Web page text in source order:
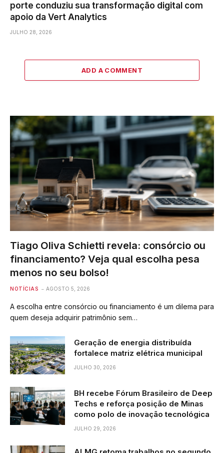
porte conduziu sua transformação digital com
apoio da Vert Analytics
JULHO 28, 2026
ADD A COMMENT
Tiago Oliva Schietti revela: consórcio ou
financiamento? Veja qual escolha pesa
menos no seu bolso!
NOTÍCIAS AGOSTO 5, 2026
A escolha entre consórcio ou financiamento é um dilema para
quem deseja adquirir patrimônio sem…
Geração de energia distribuída
fortalece matriz elétrica municipal
JULHO 30, 2026
BH recebe Fórum Brasileiro de Deep
Techs e reforça posição de Minas
como polo de inovação tecnológica
JULHO 29, 2026